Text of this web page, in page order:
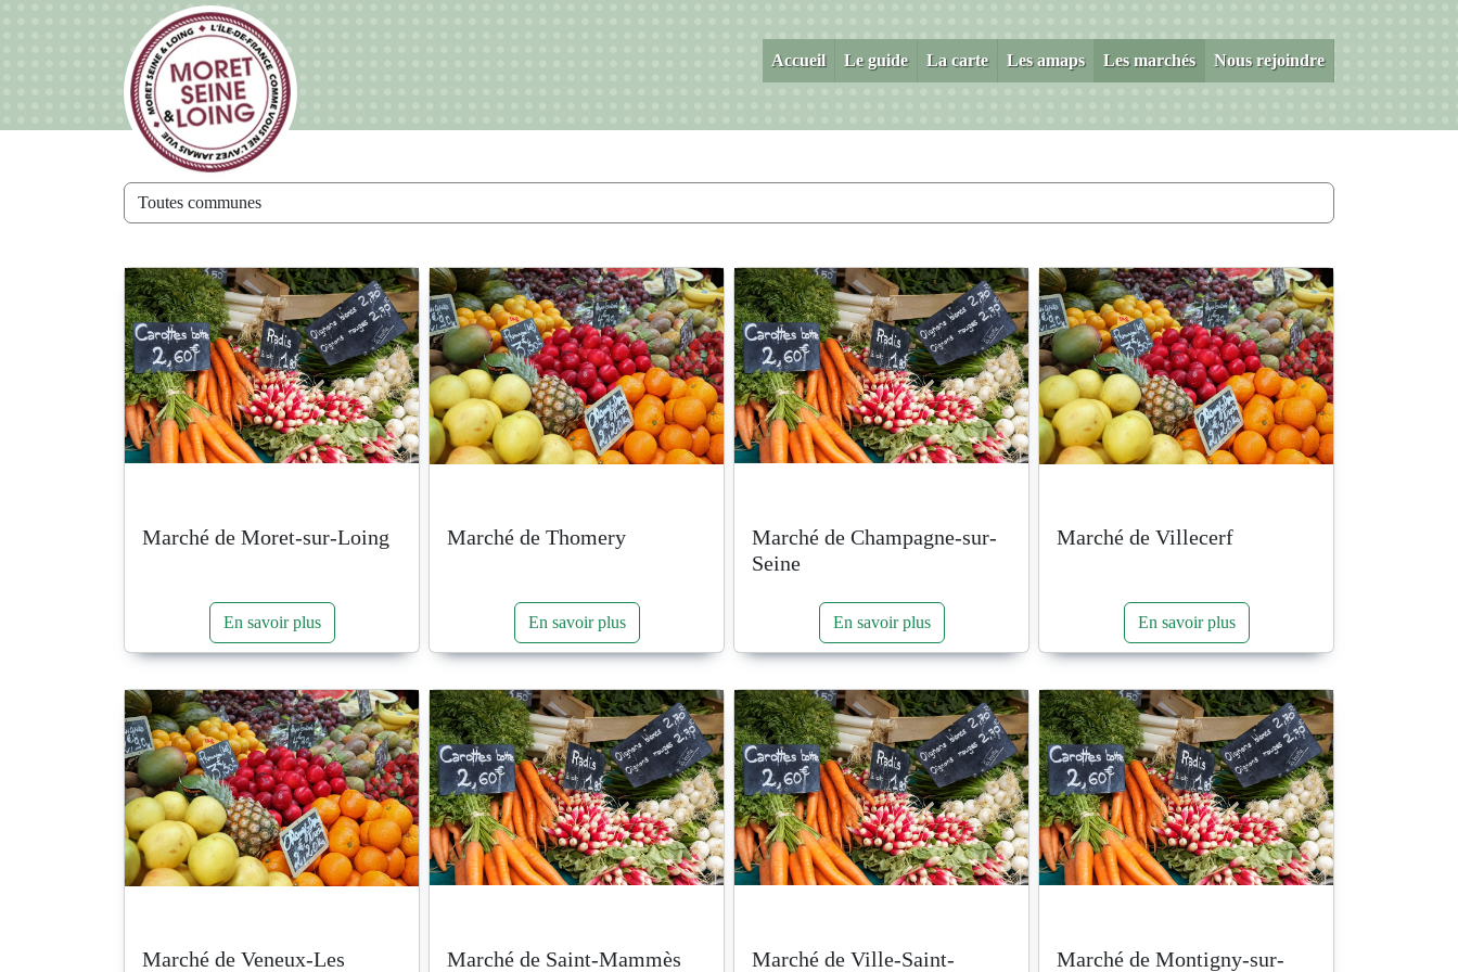
Accueil Le guide La carte Les amaps Les marchés Nous rejoindre
Marché de Moret-sur-Loing
En savoir plus
Marché de Thomery
En savoir plus
Marché de Champagne-sur-
Seine
En savoir plus
Marché de Villecerf
En savoir plus
Marché de Veneux-Les Marché de Saint-Mammès Marché de Ville-Saint- Marché de Montigny-sur-